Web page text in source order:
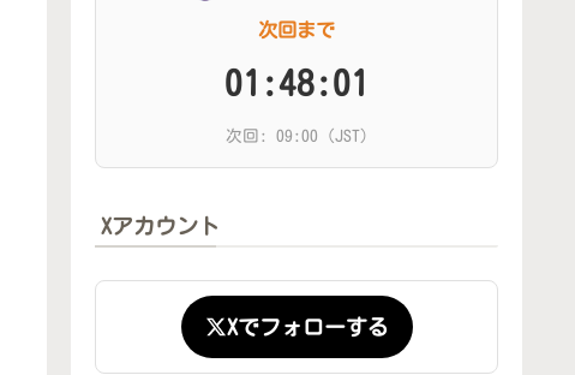
次回まで
01:48:00
次回: 09:00 (JST)
Xアカウント
Xでフォローする